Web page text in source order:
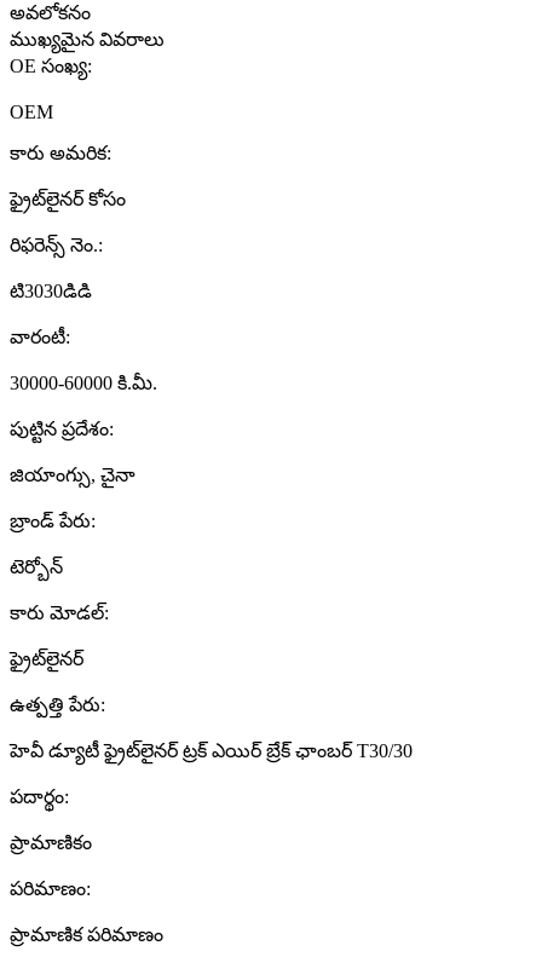
అవలోకనం
ముఖ్యమైన వివరాలు
OE సంఖ్య:
OEM
కారు అమరిక:
ఫ్రైట్‌లైనర్ కోసం
రిఫరెన్స్ నెం.:
టి3030డిడి
వారంటీ:
30000-60000 కి.మీ.
పుట్టిన ప్రదేశం:
జియాంగ్సు, చైనా
బ్రాండ్ పేరు:
టెర్బోన్
కారు మోడల్:
ఫ్రైట్‌లైనర్
ఉత్పత్తి పేరు:
హెవీ డ్యూటీ ఫ్రైట్‌లైనర్ ట్రక్ ఎయిర్ బ్రేక్ ఛాంబర్ T30/30
పదార్థం:
ప్రామాణికం
పరిమాణం:
ప్రామాణిక పరిమాణం